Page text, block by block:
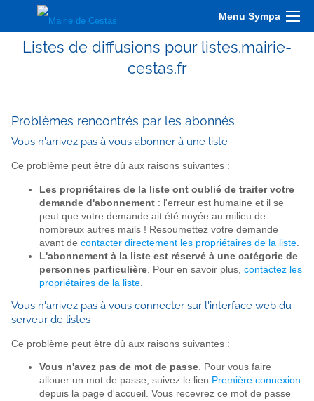
Menu Sympa
Listes de diffusions pour listes.mairie-
cestas.fr
Problèmes rencontrés par les abonnés
Vous n'arrivez pas à vous abonner à une liste
Ce problème peut être dû aux raisons suivantes :
Les propriétaires de la liste ont oublié de traiter votre
demande d'abonnement : l'erreur est humaine et il se
peut que votre demande ait été noyée au milieu de
nombreux autres mails ! Resoumettez votre demande
avant de contacter directement les propriétaires de la liste
L'abonnement à la liste est réservé à une catégorie de
personnes particulière . Pour en savoir plus, contactez les
propriétaires de la liste
Vous n'arrivez pas à vous connecter sur l'interface web du
serveur de listes
Ce problème peut être dû aux raisons suivantes :
Vous n'avez pas de mot de passe. Pour vous faire
allouer un mot de passe, suivez le lien Première connexion
depuis la page d'accueil. Vous recevrez ce mot de passe